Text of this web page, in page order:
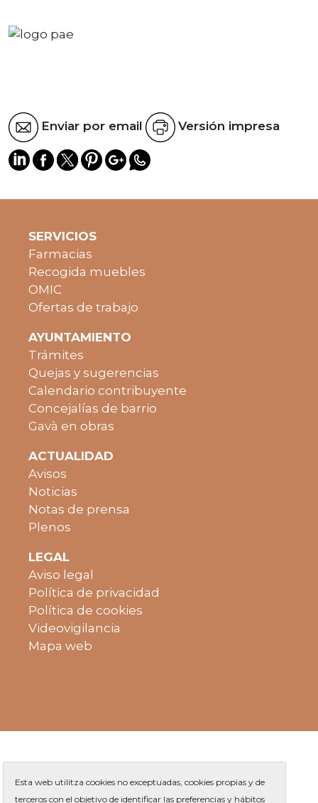
Enviar por email Versión impresa
SERVICIOS
Farmacias
Recogida muebles
OMIC
Ofertas de trabajo
AYUNTAMIENTO
Trámites
Quejas y sugerencias
Calendario contribuyente
Concejalías de barrio
Gavà en obras
ACTUALIDAD
Avisos
Noticias
Notas de prensa
Plenos
LEGAL
Aviso legal
Política de privacidad
Política de cookies
Videovigilancia
Mapa web
Esta web utilitza cookies no exceptuadas, cookies propias y de
terceros con el objetivo de identificar las preferencias y hábitos